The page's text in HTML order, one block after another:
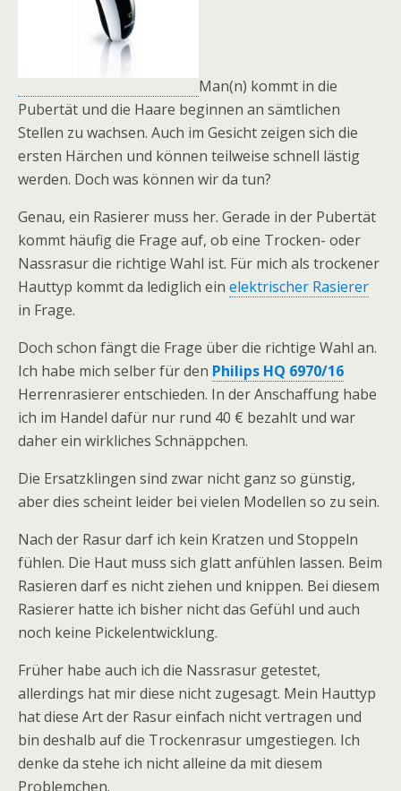
Man(n) kommt in die
Pubertät und die Haare beginnen an sämtlichen
Stellen zu wachsen. Auch im Gesicht zeigen sich die
ersten Härchen und können teilweise schnell lästig
werden. Doch was können wir da tun?
Genau, ein Rasierer muss her. Gerade in der Pubertät
kommt häufig die Frage auf, ob eine Trocken- oder
Nassrasur die richtige Wahl ist. Für mich als trockener
Hauttyp kommt da lediglich ein elektrischer Rasierer
in Frage.
Doch schon fängt die Frage über die richtige Wahl an.
Ich habe mich selber für den Philips HQ 6970/16
Herrenrasierer entschieden. In der Anschaffung habe
ich im Handel dafür nur rund 40 € bezahlt und war
daher ein wirkliches Schnäppchen.
Die Ersatzklingen sind zwar nicht ganz so günstig,
aber dies scheint leider bei vielen Modellen so zu sein.
Nach der Rasur darf ich kein Kratzen und Stoppeln
fühlen. Die Haut muss sich glatt anfühlen lassen. Beim
Rasieren darf es nicht ziehen und knippen. Bei diesem
Rasierer hatte ich bisher nicht das Gefühl und auch
noch keine Pickelentwicklung.
Früher habe auch ich die Nassrasur getestet,
allerdings hat mir diese nicht zugesagt. Mein Hauttyp
hat diese Art der Rasur einfach nicht vertragen und
bin deshalb auf die Trockenrasur umgestiegen. Ich
denke da stehe ich nicht alleine da mit diesem
Problemchen.